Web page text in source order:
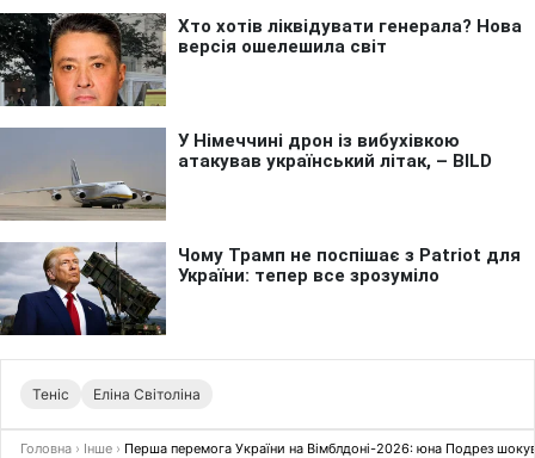
Теніс Еліна Світоліна
Головна › Інше › Перша перемога України на Вімблдоні-2026: юна Подрез